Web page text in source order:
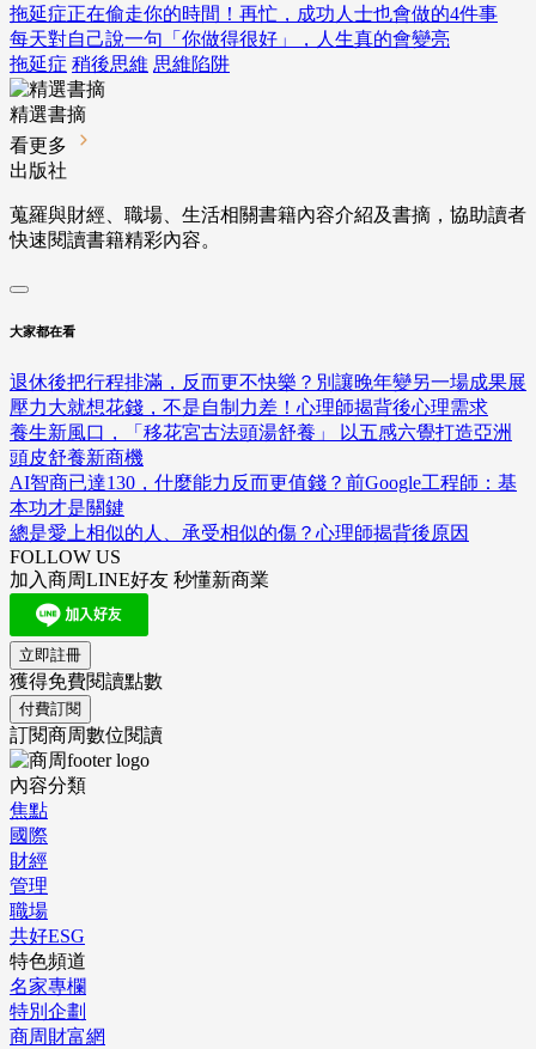
拖延症正在偷走你的時間！再忙，成功人士也會做的4件事
每天對自己說一句「你做得很好」，人生真的會變亮
拖延症 稍後思維 思維陷阱
精選書摘
看更多
出版社
蒐羅與財經、職場、生活相關書籍內容介紹及書摘，協助讀者
快速閱讀書籍精彩內容。
大家都在看
退休後把行程排滿，反而更不快樂？別讓晚年變另一場成果展
壓力大就想花錢，不是自制力差！心理師揭背後心理需求
養生新風口，「移花宮古法頭湯舒養」 以五感六覺打造亞洲
頭皮舒養新商機
AI智商已達130，什麼能力反而更值錢？前Google工程師：基
本功才是關鍵
總是愛上相似的人、承受相似的傷？心理師揭背後原因
FOLLOW US
加入商周LINE好友 秒懂新商業
立即註冊
獲得免費閱讀點數
付費訂閱
訂閱商周數位閱讀
內容分類
焦點
國際
財經
管理
職場
共好ESG
特色頻道
名家專欄
特別企劃
商周財富網